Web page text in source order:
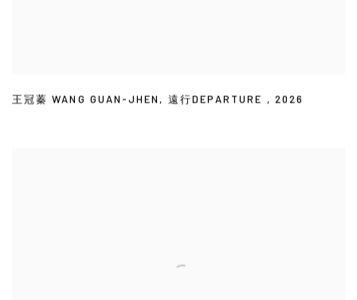
王冠蓁 WANG GUAN-JHEN, 遠行DEPARTURE , 2026